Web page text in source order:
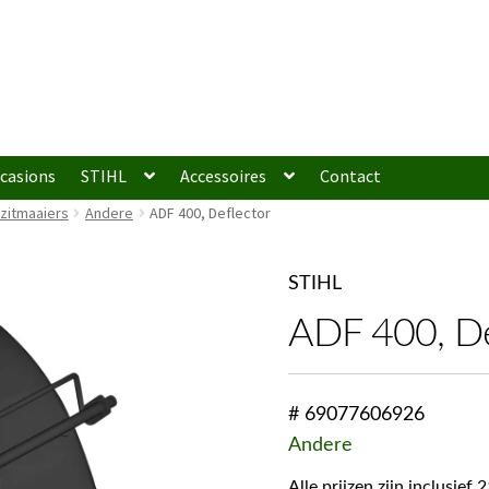
STIHL Accessoires Contact
Andere ADF 400, Deflector
STIHL
ADF 400,
# 69077606926
Andere